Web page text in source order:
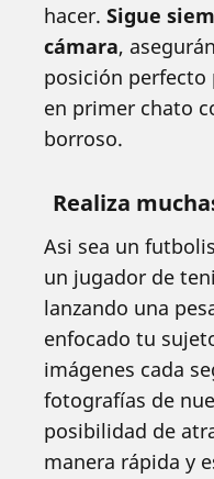
hacer. Sigue
cámara,
posición perfecto
en primer chato
borroso.
Realiza
Asi sea un
un jugador de
lanzando una
enfocado tu
imágenes cada
fotografías de
posibilidad de
manera rápida y